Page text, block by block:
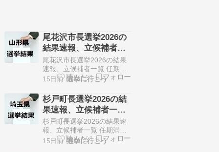
尾花沢市長選挙2026の
結果速報、立候補者一
覧（7月26日、山形県）
尾花沢市長選挙2026の結果
速報、立候補者一覧 任期満
了に伴う尾花沢市長選挙が7
定数1人に対して2人が立候
補しています。 7月26日に
投開票の予定です。 今回の
記事はこの尾花沢市長選挙
の立候補者、選挙結果速報
情報をまとめていきます。
15日前 選挙に行こう
杉戸町長選挙2026の結
果速報、立候補者一覧
（7月26日、埼玉県）
杉戸町長選挙2026の結果速
報、立候補者一覧 任期満了
に伴う杉戸町長選挙が7月21
15日前 選挙に行こう